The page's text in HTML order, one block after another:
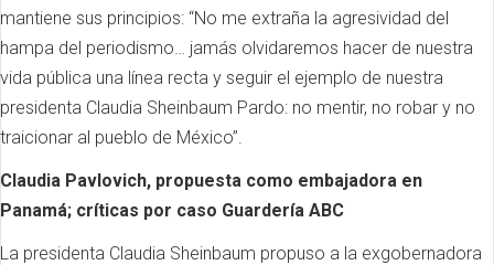
mantiene sus principios: “No me extraña la agresividad del
hampa del periodismo… jamás olvidaremos hacer de nuestra
vida pública una línea recta y seguir el ejemplo de nuestra
presidenta Claudia Sheinbaum Pardo: no mentir, no robar y no
traicionar al pueblo de México”.
Claudia Pavlovich, propuesta como embajadora en
Panamá; críticas por caso Guardería ABC
La presidenta Claudia Sheinbaum propuso a la exgobernadora